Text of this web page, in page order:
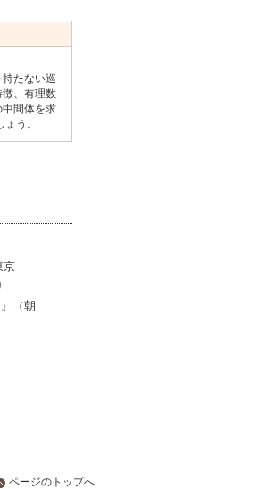
たない巡
、有理数
間体を求
う。
京
（朝
ページのトップへ